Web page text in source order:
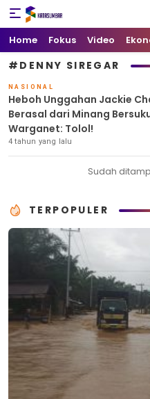
Kata Sumbar
Berita Sumbar Hari Ini
Home Fokus Video
#DENNY SIREGAR
NASIONAL
Heboh Unggahan Jackie
Berasal dari Minang
Warganet: Tolol!
4 tahun yang lalu
Sudah
TERPOPULER